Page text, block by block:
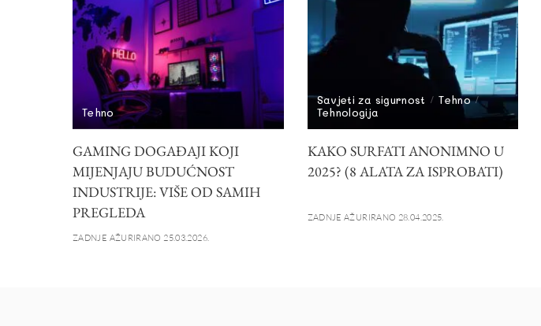
Tehno
GAMING DOGAĐAJI KOJI
MIJENJAJU BUDUĆNOST
INDUSTRIJE: VIŠE OD SAMIH
PREGLEDA
ZADNJE AŽURIRANO 25.03.2026.
Savjeti za sigurnost
Tehno
Tehnologija
KAKO SURFATI ANONIMNO U
2025? (8 ALATA ZA ISPROBATI)
ZADNJE AŽURIRANO 28.04.2025.